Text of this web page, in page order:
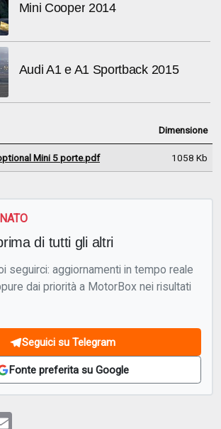
Mini Cooper 2014
Audi A1 e A1 Sportback 2015
Dimensione
Mini 5 porte.pdf 1058 Kb
di tutti gli altri
seguirci: aggiornamenti in tempo reale
dai priorità a MotorBox nei risultati
Seguici su Telegram
Fonte preferita su Google